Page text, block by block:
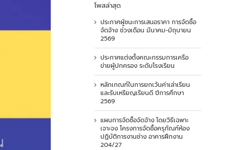
โพสล่าสุด
ประกาศผู้ชนะการเสนอราคา การจัดซื้อ
จัดจ้าง ช่วงเดือน มีนาคม-มิถุนายน
2569
ประกาศแต่งตั้งคณะกรรมการเครือ
ข่ายผู้ปกครอง ระดับโรงเรียน
หลักเกณฑ์ในการยกเว้นค่าเล่าเรียน
และรับเหรียญเรียนดี ปีการศึกษา
2569
แผนการจัดซื้อจัดจ้าง โดยวิธีเฉพาะ
เจาะจง โครงการจัดซื้อครุภัณฑ์ห้อง
ปฏิบัติการงานช่าง อาคารฝึกงาน
204/27